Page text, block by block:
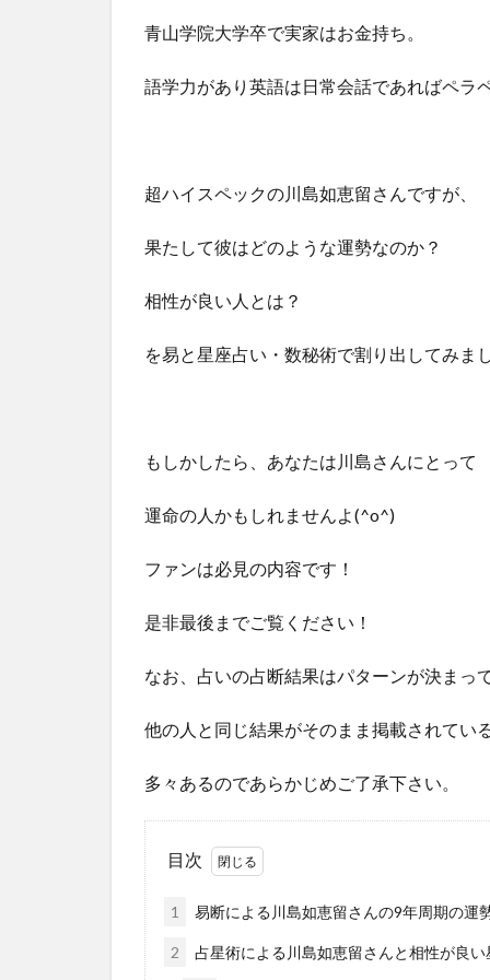
青山学院大学卒で実家はお金持ち。
語学力があり英語は日常会話であればペラペ
超ハイスペックの川島如恵留さんですが、
果たして彼はどのような運勢なのか？
相性が良い人とは？
を易と星座占い・数秘術で割り出してみまし
もしかしたら、あなたは川島さんにとって
運命の人かもしれませんよ(^o^)
ファンは必見の内容です！
是非最後までご覧ください！
なお、占いの占断結果はパターンが決まっ
他の人と同じ結果がそのまま掲載されてい
多々あるのであらかじめご了承下さい。
目次
1 易断による川島如恵留さんの9年周期の運
2 占星術による川島如恵留さんと相性が良い